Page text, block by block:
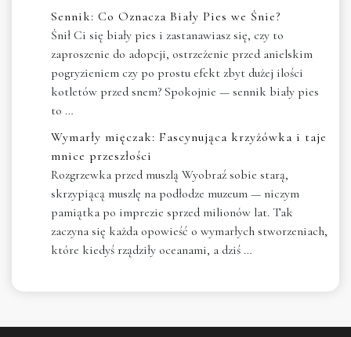
Sennik: Co Oznacza Biały Pies we Śnie?
Śnił Ci się biały pies i zastanawiasz się, czy to
zaproszenie do adopcji, ostrzeżenie przed anielskim
pogryzieniem czy po prostu efekt zbyt dużej ilości
kotletów przed snem? Spokojnie — sennik biały pies
to …
Wymarły mięczak: Fascynująca krzyżówka i taje
mnice przeszłości
Rozgrzewka przed muszlą Wyobraź sobie starą,
skrzypiącą muszlę na podłodze muzeum — niczym
pamiątka po imprezie sprzed milionów lat. Tak
zaczyna się każda opowieść o wymarłych stworzeniach,
które kiedyś rządziły oceanami, a dziś …